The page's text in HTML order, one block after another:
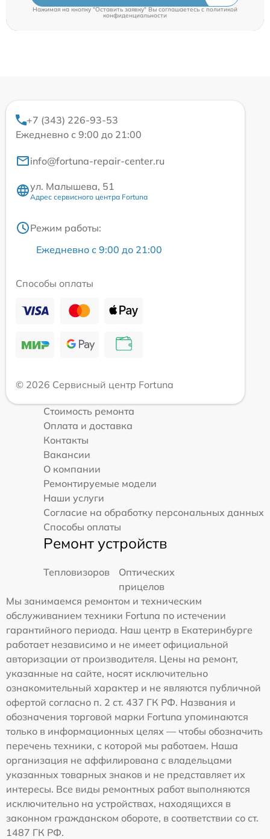
Нажимая на кнопку "Оставить заявку" Вы соглашаетесь cполитикой
конфиденциальности
+7 (343) 226-93-53
Ежедневно с 9:00 до 21:00
info@fortuna-repair-center.ru
ул. Малышева, 51
Адрес сервисного центра Fortuna
Режим работы:
Ежедневно с 9:00 до 21:00
Способы оплаты
© 2026 Сервисный центр Fortuna
Стоимость ремонта
Оплата и доставка
Контакты
Вакансии
О компании
Ремонтируемые модели
Наши услуги
Согласие на обработку персональных данных
Способы оплаты
Ремонт устройств
Тепловизоров
Оптических
прицелов
Мы занимаемся ремонтом и техническим
обслуживанием техники Fortuna по истечении
гарантийного периода. Наш центр в Екатеринбурге
работает независимо и не имеет официальной
авторизации от производителя. Цены на ремонт,
указанные на сайте, носят исключительно
ознакомительный характер и не являются публичной
офертой согласно п. 2 ст. 437 ГК РФ. Названия и
обозначения торговой марки Fortuna упоминаются
только в информационных целях — чтобы обозначить
перечень техники, с которой мы работаем. Наша
организация не аффилирована с владельцами
указанных товарных знаков и не представляет их
интересы. Все виды ремонтных работ выполняются
исключительно на устройствах, находящихся в
законном гражданском обороте, в соответствии со ст.
1487 ГК РФ.